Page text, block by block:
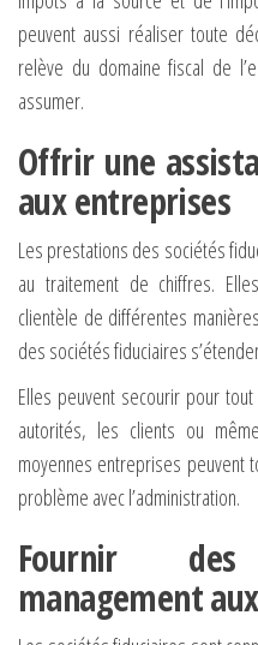
peuvent aussi réaliser toute
relève du domaine fiscal de
assumer.
Offrir une
aux entreprises
Les prestations des sociétés
au traitement de chiffres.
clientèle de différentes
des sociétés fiduciaires
Elles peuvent secourir pour
autorités, les clients ou
moyennes entreprises peuvent
problème avec l’administration.
Fournir
management